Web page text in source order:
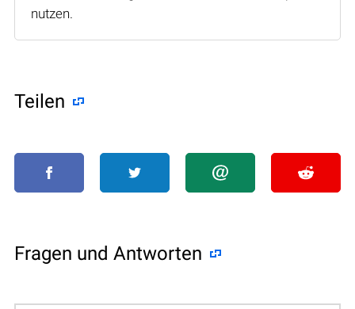
nutzen.
Teilen
Fragen und Antworten